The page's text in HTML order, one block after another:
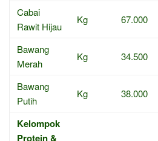
Cabai
Rawit Hijau
Kg 67.000
Bawang
Merah
Kg 34.500
Bawang
Putih
Kg 38.000
Kelompok
Protein &